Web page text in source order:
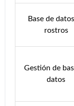
Base de
rostros
Gestión de
datos